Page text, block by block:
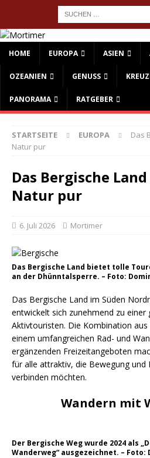
HOME EUROPA ASIEN
OZEANIEN GENUSS
PANORAMA RATGEBER
STARTSEITE EUROPA
Das
Natur pur
Das Bergische
Natur pur
6. Juli 2026 Mortimer
Das Bergische Land bietet tolle
an der Dhünntalsperre. – Foto:
Das Bergische Land im Süden
entwickelt sich zunehmend zu
Aktivtouristen. Die Kombination
einem umfangreichen Rad- und
ergänzenden Freizeitangeboten
für alle attraktiv, die Bewegung und
verbinden möchten.
Wandern mit
Der Bergische Weg wurde 2024 als
Wanderweg“ ausgezeichnet. – Foto: